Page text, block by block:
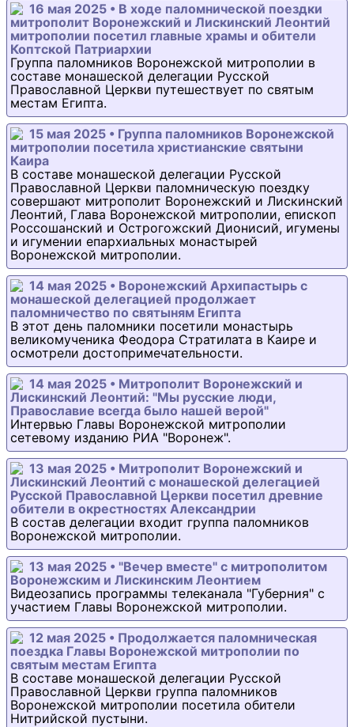
16 мая 2025 • В ходе паломнической поездки
митрополит Воронежский и Лискинский Леонтий
митрополии посетил главные храмы и обители
Коптской Патриархии
Группа паломников Воронежской митрополии в
составе монашеской делегации Русской
Православной Церкви путешествует по святым
местам Египта.
15 мая 2025 • Группа паломников Воронежской
митрополии посетила христианские святыни
Каира
В составе монашеской делегации Русской
Православной Церкви паломническую поездку
совершают митрополит Воронежский и Лискинский
Леонтий, Глава Воронежской митрополии, епископ
Россошанский и Острогожский Дионисий, игумены
и игумении епархиальных монастырей
Воронежской митрополии.
14 мая 2025 • Воронежский Архипастырь с
монашеской делегацией продолжает
паломничество по святыням Египта
В этот день паломники посетили монастырь
великомученика Феодора Стратилата в Каире и
осмотрели достопримечательности.
14 мая 2025 • Митрополит Воронежский и
Лискинский Леонтий: "Мы русские люди,
Православие всегда было нашей верой"
Интервью Главы Воронежской митрополии
сетевому изданию РИА "Воронеж".
13 мая 2025 • Митрополит Воронежский и
Лискинский Леонтий с монашеской делегацией
Русской Православной Церкви посетил древние
обители в окрестностях Александрии
В состав делегации входит группа паломников
Воронежской митрополии.
13 мая 2025 • "Вечер вместе" с митрополитом
Воронежским и Лискинским Леонтием
Видеозапись программы телеканала "Губерния" с
участием Главы Воронежской митрополии.
12 мая 2025 • Продолжается паломническая
поездка Главы Воронежской митрополии по
святым местам Египта
В составе монашеской делегации Русской
Православной Церкви группа паломников
Воронежской митрополии посетила обители
Нитрийской пустыни.